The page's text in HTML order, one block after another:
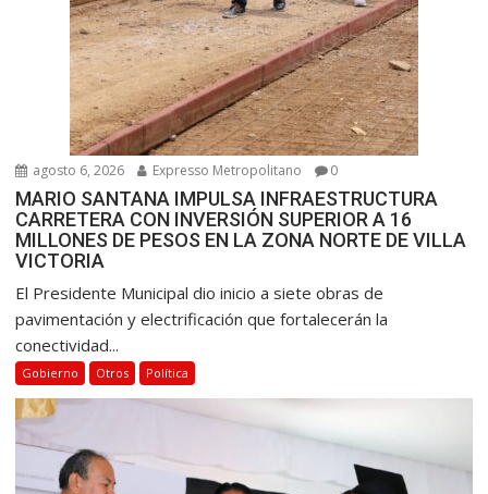
agosto 6, 2026 Expresso Metropolitano 0
MARIO SANTANA IMPULSA INFRAESTRUCTURA
CARRETERA CON INVERSIÓN SUPERIOR A 16
MILLONES DE PESOS EN LA ZONA NORTE DE VILLA
VICTORIA
El Presidente Municipal dio inicio a siete obras de
pavimentación y electrificación que fortalecerán la
conectividad...
Gobierno Otros Política